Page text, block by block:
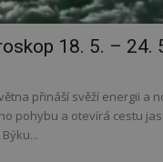
18. 5. – 24.
přináší svěží energii a
pohybu a otevírá cestu